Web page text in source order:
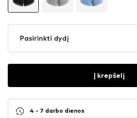
Pasirinkti dydį
Į krepšelį
4 - 7 darbo dienos